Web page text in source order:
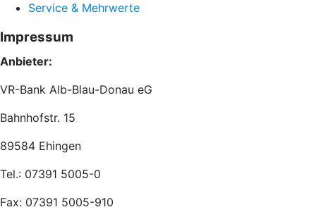
Service & Mehrwerte
Impressum
Anbieter:
VR-Bank Alb-Blau-Donau eG
Bahnhofstr. 15
89584 Ehingen
Tel.: 07391 5005-0
Fax: 07391 5005-910